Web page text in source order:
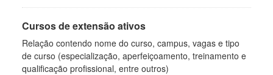
Cursos de extensão ativos
Relação contendo nome do curso, campus, vagas e tipo
de curso (especialização, aperfeiçoamento, treinamento e
qualificação profissional, entre outros)